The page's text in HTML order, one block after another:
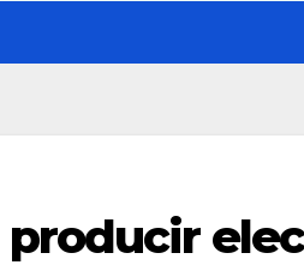
producir